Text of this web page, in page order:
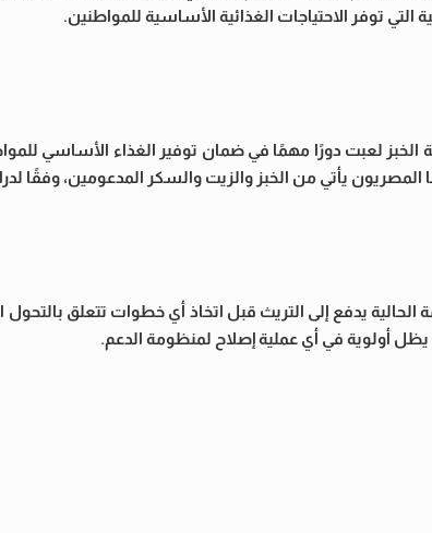
التي توفر الاحتياجات الغذائية الأساسية للمواطنين.
الخبز لعبت دورًا مهمًا في ضمان توفير الغذاء الأساسي
المصريون يأتي من الخبز والزيت والسكر المدعومين، وفقًا
يدفع إلى التريث قبل اتخاذ أي خطوات تتعلق بالتحول
يظل أولوية في أي عملية إصلاح لمنظومة الدعم.